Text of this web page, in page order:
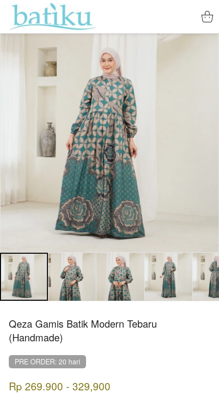
Qeza Gamis Batik Modern Tebaru
(Handmade)
PRE ORDER: 20 hari
Rp 269.900 - 329,900